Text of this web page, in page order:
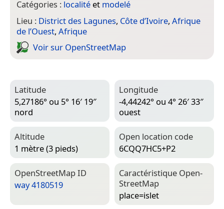
Catégories : localité et modelé
Lieu : District des Lagunes, Côte d’Ivoire, Afrique
de l’Ouest, Afrique
Voir sur Open­Street­Map
Latitude
5,27186° ou 5° 16′ 19″
nord
Longitude
-4,44242° ou 4° 26′ 33″
ouest
Altitude
1 mètre (3 pieds)
Open location code
6CQQ7HC5+P2
Open­Street­Map ID
way 4180519
Caractéristique Open­
Street­Map
place=­islet